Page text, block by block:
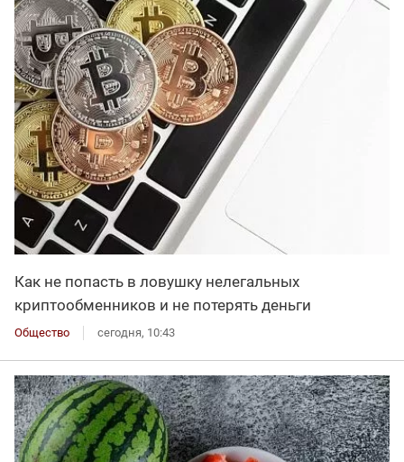
Как не попасть в ловушку нелегальных
криптообменников и не потерять деньги
Общество сегодня, 10:43